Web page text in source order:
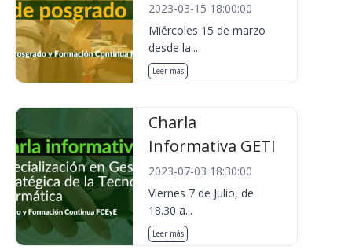
2023-03-15 18:00:00
Miércoles 15 de marzo
desde la...
Leer más
Charla
Informativa GETI
2023-07-03 18:30:00
Viernes 7 de Julio, de
18.30 a...
Leer más